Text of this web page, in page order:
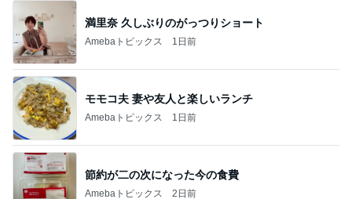
満里奈 久しぶりのがっつりショート
Amebaトピックス 1日前
モモコ夫 妻や友人と楽しいランチ
Amebaトピックス 1日前
節約が二の次になった今の食費
Amebaトピックス 2日前